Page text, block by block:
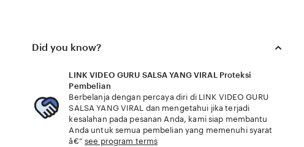
Did you know?
LINK VIDEO GURU SALSA YANG VIRAL Proteksi
Pembelian
Berbelanja dengan percaya diri di LINK VIDEO GURU
SALSA YANG VIRAL dan mengetahui jika terjadi
kesalahan pada pesanan Anda, kami siap membantu
Anda untuk semua pembelian yang memenuhi syarat
â€”see program terms